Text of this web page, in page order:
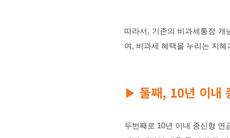
따라서, 기존의 비과세통장
여, 비과세 혜택을 누리는 지혜
▶ 둘째, 10년 이내
두번째로 10년 이내 종신형 연